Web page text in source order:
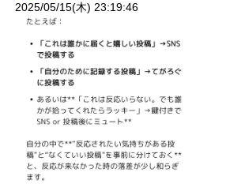
2025/05/15(木) 23:19:46